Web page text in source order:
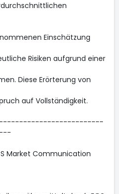
Einschätzung
Risiken aufgrund einer
Diese Erörterung von
auf Vollständigkeit.
Market Communication